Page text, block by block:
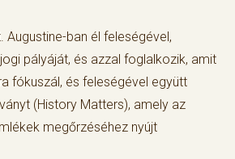
Augustine-ban él feleségével,
pályáját, és azzal foglalkozik, amit
fókuszál, és feleségével együtt
(History Matters), amely az
megőrzéséhez nyújt